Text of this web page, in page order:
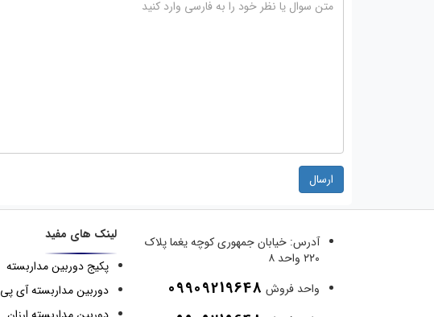
ارسال
آدرس: خیابان جمهوری کوچه یغما پلاک
۲۲۰ واحد ۸
واحد فروش 09909219648
لینک های مفید
پکیج دوربین مداربسته
دوربین مداربسته آی پی